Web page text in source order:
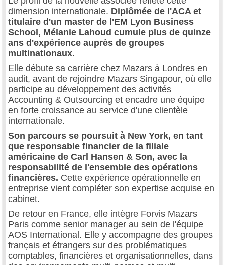
dimension internationale. Diplômée de l'ACA et
titulaire d'un master de l'EM Lyon Business
School, Mélanie Lahoud cumule plus de quinze
ans d'expérience auprès de groupes
multinationaux.
Elle débute sa carrière chez Mazars à Londres en
audit, avant de rejoindre Mazars Singapour, où elle
participe au développement des activités
Accounting & Outsourcing et encadre une équipe
en forte croissance au service d'une clientèle
internationale.
Son parcours se poursuit à New York, en tant
que responsable financier de la filiale
américaine de Carl Hansen & Son, avec la
responsabilité de l'ensemble des opérations
financières. Cette expérience opérationnelle en
entreprise vient compléter son expertise acquise en
cabinet.
De retour en France, elle intègre Forvis Mazars
Paris comme senior manager au sein de l'équipe
AOS International. Elle y accompagne des groupes
français et étrangers sur des problématiques
comptables, financières et organisationnelles, dans